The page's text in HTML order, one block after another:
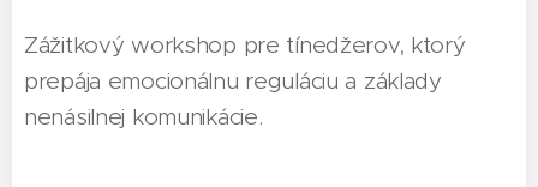
Zážitkový workshop pre tínedžerov, ktorý
prepája emocionálnu reguláciu a základy
nenásilnej komunikácie.